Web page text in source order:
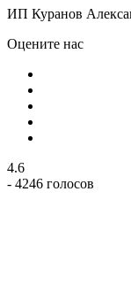
ИП Куранов
Оцените нас
4.6
- 4246 голосов